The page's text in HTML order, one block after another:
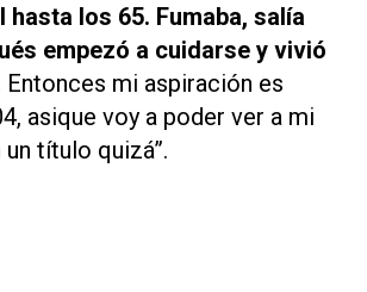
hasta los 65. Fumaba, salía
empezó a cuidarse y vivió
Entonces mi aspiración es
asique voy a poder ver a mi
título quizá”.